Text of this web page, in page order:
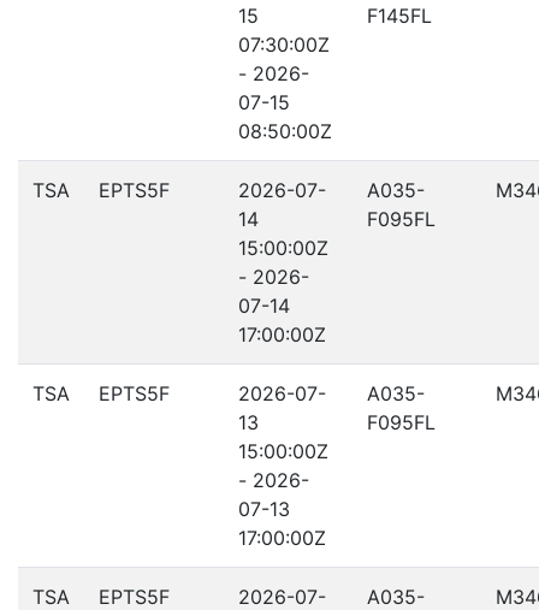
15
07:30:00Z
- 2026-
07-15
08:50:00Z
F145FL
TSA EPTS5F
2026-07-
14
15:00:00Z
- 2026-
07-14
17:00:00Z
A035-
F095FL
TSA EPTS5F
2026-07-
13
15:00:00Z
- 2026-
07-13
17:00:00Z
A035-
F095FL
TSA EPTS5F 2026-07- A035-